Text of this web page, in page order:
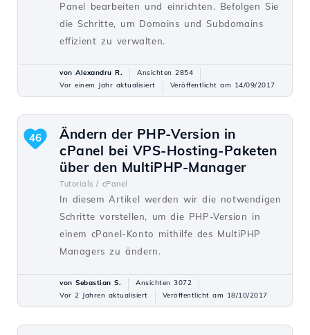
Panel bearbeiten und einrichten. Befolgen Sie
die Schritte, um Domains und Subdomains
effizient zu verwalten.
von Alexandru R.
Ansichten 2854
Vor einem Jahr aktualisiert
Veröffentlicht am 14/09/2017
Ändern der PHP-Version in
cPanel bei VPS-Hosting-Paketen
über den MultiPHP-Manager
Tutorials / cPanel
In diesem Artikel werden wir die notwendigen
Schritte vorstellen, um die PHP-Version in
einem cPanel-Konto mithilfe des MultiPHP
Managers zu ändern.
46
von Sebastian S.
Ansichten 3072
Vor 2 Jahren aktualisiert
Veröffentlicht am 18/10/2017